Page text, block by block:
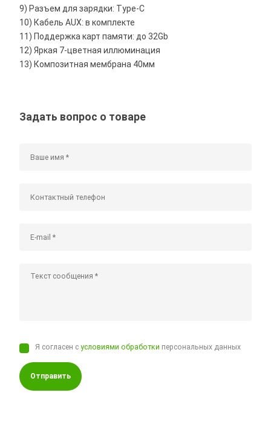
9) Разъем для зарядки: Type-C
10) Кабель AUX: в комплекте
11) Поддержка карт памяти: до 32Gb
12) Яркая 7-цветная иллюминация
13) Композитная мембрана 40мм
Задать вопрос о товаре
Я согласен сусловиями обработки персональных данных
Отправить